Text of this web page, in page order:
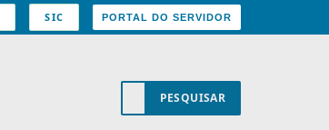
SIC PORTAL DO SERVIDOR